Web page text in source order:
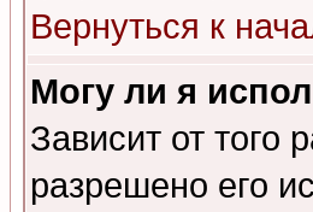
Вернуться к
Могу ли я
Зависит от того
разрешено его